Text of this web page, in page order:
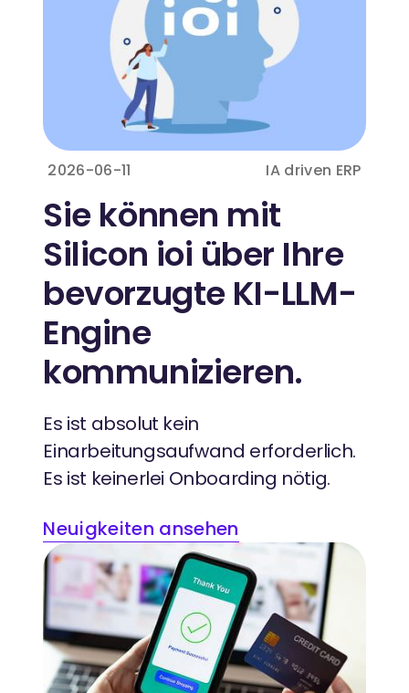
2026-06-11 IA driven ERP
Sie können mit
Silicon ioi über Ihre
bevorzugte KI-LLM-
Engine
kommunizieren.
Es ist absolut kein
Einarbeitungsaufwand erforderlich.
Es ist keinerlei Onboarding nötig.
Neuigkeiten ansehen